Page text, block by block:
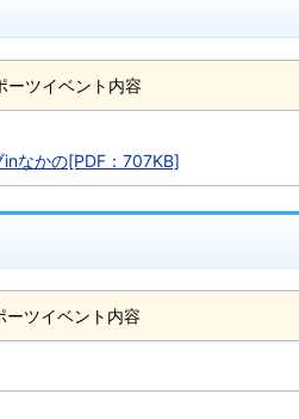
ーツイベント内容
なかの[PDF：707KB]
ーツイベント内容